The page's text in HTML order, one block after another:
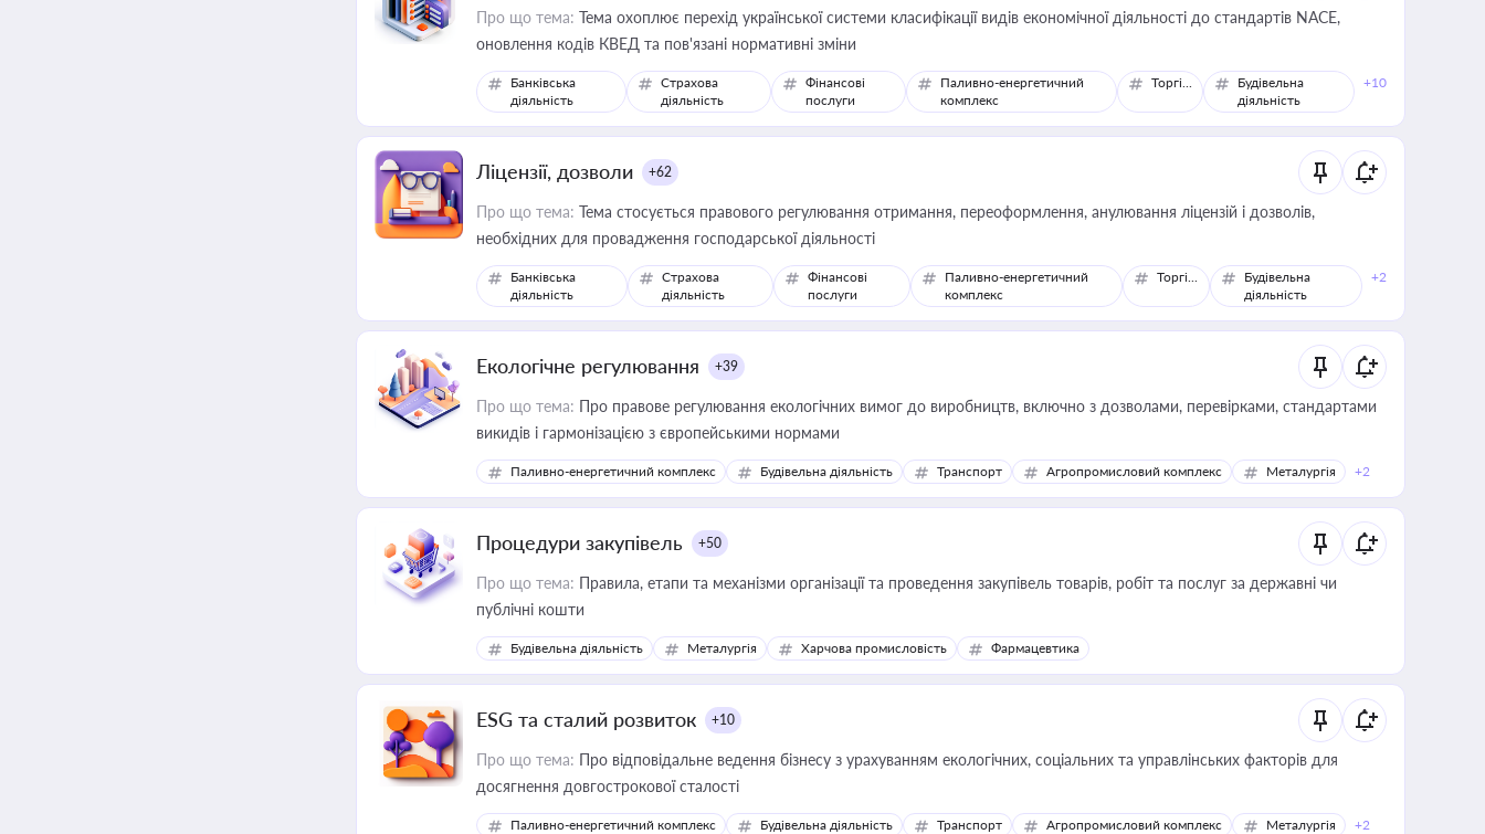
Про що тема: Тема охоплює перехід української системи класифікації видів економічної діяльності до стандартів NACE,
оновлення кодів КВЕД та пов'язані нормативні зміни
Банківська
діяльність
Страхова
діяльність
Фінансові
послуги
Паливно-енергетичний
комплекс
Торгівля
Будівельна
діяльність
+10
Ліцензії, дозволи +62
Про що тема: Тема стосується правового регулювання отримання, переоформлення, анулювання ліцензій і дозволів,
необхідних для провадження господарської діяльності
Банківська
діяльність
Страхова
діяльність
Фінансові
послуги
Паливно-енергетичний
комплекс
Торгівля
Будівельна
діяльність
+2
Екологічне регулювання +39
Про що тема: Про правове регулювання екологічних вимог до виробництв, включно з дозволами, перевірками, стандартами
викидів і гармонізацією з європейськими нормами
Паливно-енергетичний комплекс Будівельна діяльність Транспорт Агропромисловий комплекс Металургія +2
Процедури закупівель +50
Про що тема: Правила, етапи та механізми організації та проведення закупівель товарів, робіт та послуг за державні чи
публічні кошти
Будівельна діяльність Металургія Харчова промисловість Фармацевтика
ESG та сталий розвиток +10
Про що тема: Про відповідальне ведення бізнесу з урахуванням екологічних, соціальних та управлінських факторів для
досягнення довгострокової сталості
Паливно-енергетичний комплекс Будівельна діяльність Транспорт Агропромисловий комплекс Металургія +2